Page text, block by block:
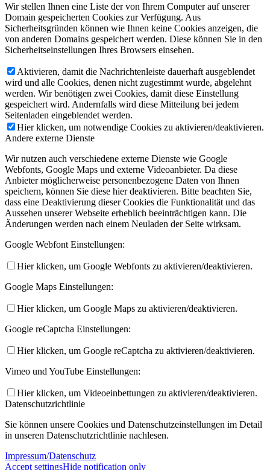
Wir stellen Ihnen eine Liste der von Ihrem Computer auf unserer
Domain gespeicherten Cookies zur Verfügung. Aus
Sicherheitsgründen können wie Ihnen keine Cookies anzeigen, die
von anderen Domains gespeichert werden. Diese können Sie in den
Sicherheitseinstellungen Ihres Browsers einsehen.
Aktivieren, damit die Nachrichtenleiste dauerhaft ausgeblendet
wird und alle Cookies, denen nicht zugestimmt wurde, abgelehnt
werden. Wir benötigen zwei Cookies, damit diese Einstellung
gespeichert wird. Andernfalls wird diese Mitteilung bei jedem
Seitenladen eingeblendet werden.
Hier klicken, um notwendige Cookies zu aktivieren/deaktivieren.
Andere externe Dienste
Wir nutzen auch verschiedene externe Dienste wie Google
Webfonts, Google Maps und externe Videoanbieter. Da diese
Anbieter möglicherweise personenbezogene Daten von Ihnen
speichern, können Sie diese hier deaktivieren. Bitte beachten Sie,
dass eine Deaktivierung dieser Cookies die Funktionalität und das
Aussehen unserer Webseite erheblich beeinträchtigen kann. Die
Änderungen werden nach einem Neuladen der Seite wirksam.
Google Webfont Einstellungen:
Hier klicken, um Google Webfonts zu aktivieren/deaktivieren.
Google Maps Einstellungen:
Hier klicken, um Google Maps zu aktivieren/deaktivieren.
Google reCaptcha Einstellungen:
Hier klicken, um Google reCaptcha zu aktivieren/deaktivieren.
Vimeo und YouTube Einstellungen:
Hier klicken, um Videoeinbettungen zu aktivieren/deaktivieren.
Datenschutzrichtlinie
Sie können unsere Cookies und Datenschutzeinstellungen im Detail
in unseren Datenschutzrichtlinie nachlesen.
Impressum/Datenschutz
Accept settingsHide notification only